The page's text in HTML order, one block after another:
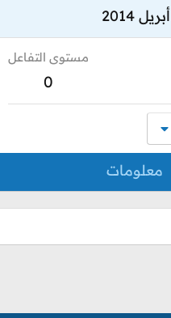
مستوى التفاعل
0
معلومات